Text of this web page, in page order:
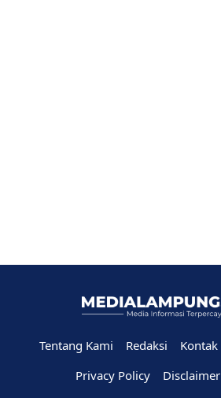
Tentang Kami Redaksi Kontak
Privacy Policy
Disclaimer